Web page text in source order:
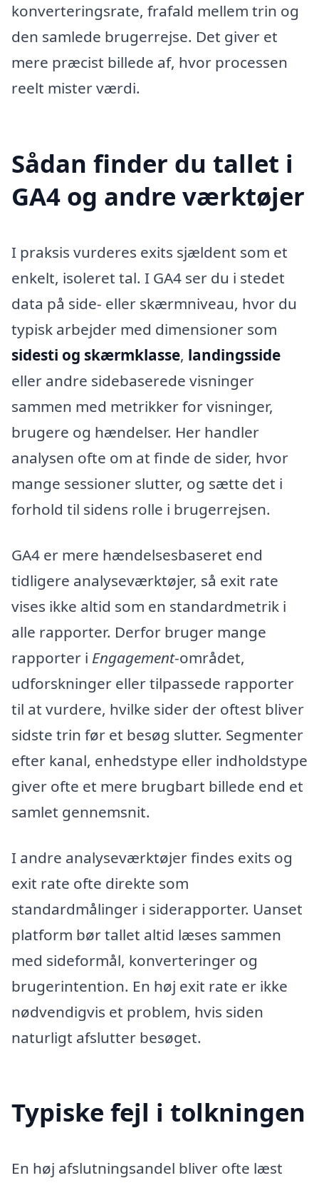
konverteringsrate, frafald mellem trin og
den samlede brugerrejse. Det giver et
mere præcist billede af, hvor processen
reelt mister værdi.
Sådan finder du tallet i
GA4 og andre værktøjer
I praksis vurderes exits sjældent som et
enkelt, isoleret tal. I GA4 ser du i stedet
data på side- eller skærmniveau, hvor du
typisk arbejder med dimensioner som
sidesti og skærmklasse, landingsside
eller andre sidebaserede visninger
sammen med metrikker for visninger,
brugere og hændelser. Her handler
analysen ofte om at finde de sider, hvor
mange sessioner slutter, og sætte det i
forhold til sidens rolle i brugerrejsen.
GA4 er mere hændelsesbaseret end
tidligere analyseværktøjer, så exit rate
vises ikke altid som en standardmetrik i
alle rapporter. Derfor bruger mange
rapporter i Engagement-området,
udforskninger eller tilpassede rapporter
til at vurdere, hvilke sider der oftest bliver
sidste trin før et besøg slutter. Segmenter
efter kanal, enhedstype eller indholdstype
giver ofte et mere brugbart billede end et
samlet gennemsnit.
I andre analyseværktøjer findes exits og
exit rate ofte direkte som
standardmålinger i siderapporter. Uanset
platform bør tallet altid læses sammen
med sideformål, konverteringer og
brugerintention. En høj exit rate er ikke
nødvendigvis et problem, hvis siden
naturligt afslutter besøget.
Typiske fejl i tolkningen
En høj afslutningsandel bliver ofte læst